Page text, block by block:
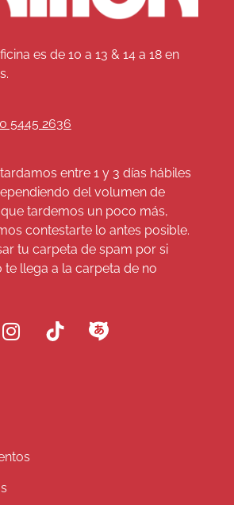
es de 10 a 13 & 14 a 18 en
5445 2636
entre 1 y 3 días hábiles
del volumen de
tardemos un poco más,
contestarte lo antes posible.
tu carpeta de spam por si
llega a la carpeta de no